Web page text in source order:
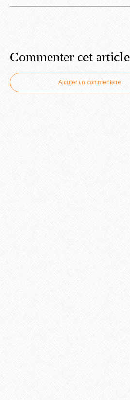
Commenter cet article
Ajouter un commentaire